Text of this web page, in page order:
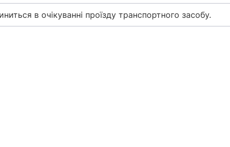
в очікуванні проїзду транспортного засобу.